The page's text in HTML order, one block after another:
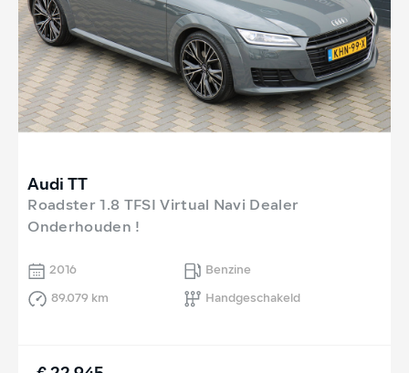
Audi TT
Roadster 1.8 TFSI Virtual Navi Dealer
Onderhouden !
2016
Benzine
89.079 km
Handgeschakeld